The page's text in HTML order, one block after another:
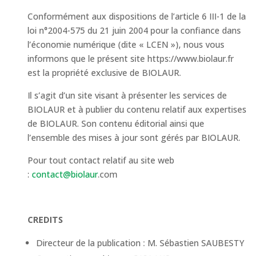
Conformément aux dispositions de l’article 6 III-1 de la
loi n°2004-575 du 21 juin 2004 pour la confiance dans
l’économie numérique (dite « LCEN »), nous vous
informons que le présent site https://www.biolaur.fr
est la propriété exclusive de BIOLAUR.
Il s’agit d’un site visant à présenter les services de
BIOLAUR et à publier du contenu relatif aux expertises
de BIOLAUR. Son contenu éditorial ainsi que
l’ensemble des mises à jour sont gérés par BIOLAUR.
Pour tout contact relatif au site web
: contact@biolaur.com
CREDITS
Directeur de la publication : M. Sébastien SAUBESTY